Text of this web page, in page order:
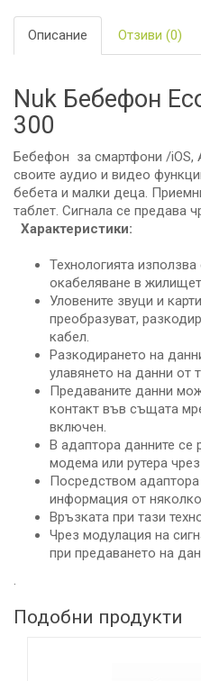
Описание Отзиви (0)
Nuk Бебефон
300
Бебефон за смартфони /
своите аудио и видео
бебета и малки деца.
таблет. Сигнала се предава
Характеристики:
Технологията
окабеляване в
Уловените звуци и
преобразуват,
кабел.
Разкодирането на
улавянето на данни от
Предаваните данни
контакт във същата
включен.
В адаптора данните се
модема или рутера
Посредством
информация от
Връзката при тази
Чрез модулация на
при предаването на
.
Подобни продукти